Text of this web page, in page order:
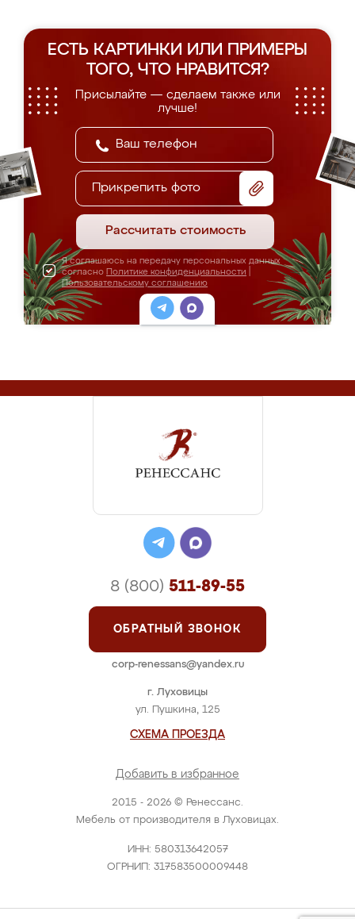
ЕСТЬ КАРТИНКИ ИЛИ ПРИМЕРЫ
ТОГО, ЧТО НРАВИТСЯ?
Присылайте — сделаем также или
лучше!
Прикрепить фото
Рассчитать стоимость
Я соглашаюсь на передачу персональных данных
согласно Политике конфиденциальности
Пользовательскому соглашению
2015 - 2026 © Ренессанс.
Мебель от производителя в Луховицах.
ИНН: 580313642057
ОГРНИП: 317583500009448
г. Луховицы
ул. Пушкина, 125
СХЕМА ПРОЕЗДА
Добавить в избранное
8 (800) 511-89-55
ОБРАТНЫЙ ЗВОНОК
corp-renessans@yandex.ru